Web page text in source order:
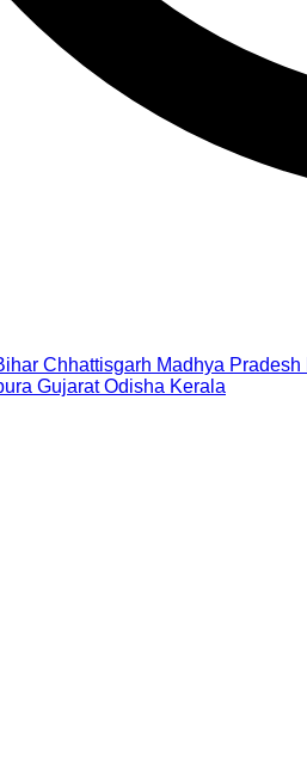
Chhattisgarh Madhya Pradesh
Gujarat Odisha Kerala